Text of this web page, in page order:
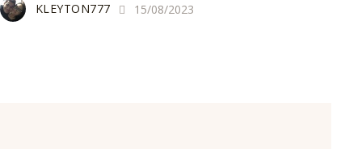
KLEYTON777 15/08/2023